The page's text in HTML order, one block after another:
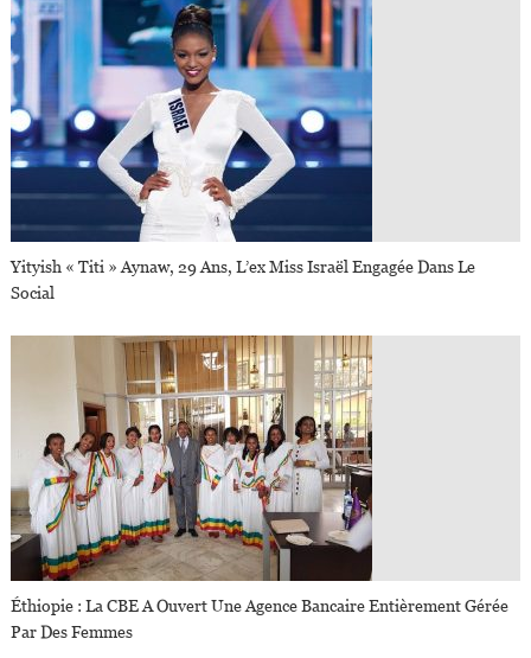
Yityish « Titi » Aynaw, 29 Ans, L’ex Miss Israël Engagée Dans Le
Social
Éthiopie : La CBE A Ouvert Une Agence Bancaire Entièrement Gérée
Par Des Femmes